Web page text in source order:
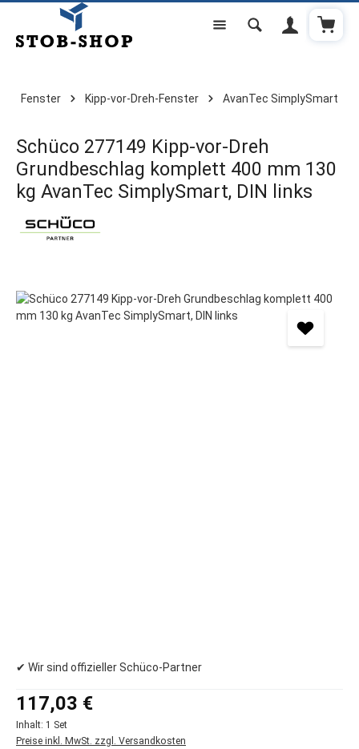
Zum Hauptinhalt springen
Fenster Kipp-vor-Dreh-Fenster AvanTec SimplySmart
Schüco 277149 Kipp-vor-Dreh
Grundbeschlag komplett 400 mm 130
kg AvanTec SimplySmart, DIN links
Bildergalerie überspringen
✔ Wir sind offizieller Schüco-Partner
Regulärer Preis:
117,03 €
Inhalt: 1 Set
Preise inkl. MwSt. zzgl. Versandkosten